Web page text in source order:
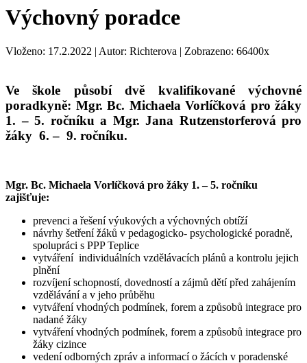
Výchovný poradce
Vloženo: 17.2.2022 | Autor: Richterova | Zobrazeno: 66400x
Ve škole působí dvě kvalifikované výchovné
poradkyně: Mgr. Bc. Michaela Vorlíčková pro žáky
1. – 5. ročníku a Mgr. Jana Rutzenstorferová pro
žáky 6. – 9. ročníku.
Mgr. Bc. Michaela Vorlíčková pro žáky 1. – 5. ročníku
zajišťuje:
prevenci a řešení výukových a výchovných obtíží
návrhy šetření žáků v pedagogicko- psychologické poradně,
spolupráci s PPP Teplice
vytváření individuálních vzdělávacích plánů a kontrolu jejich
plnění
rozvíjení schopností, dovedností a zájmů dětí před zahájením
vzdělávání a v jeho průběhu
vytváření vhodných podmínek, forem a způsobů integrace pro
nadané žáky
vytváření vhodných podmínek, forem a způsobů integrace pro
žáky cizince
vedení odborných zpráv a informací o žácích v poradenské